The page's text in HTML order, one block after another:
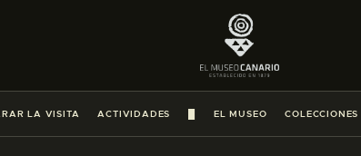
LA VISITA ACTIVIDADES EL MUSEO COLECCIONES
PREPARAR LA VISITA
ACTIVIDADES
█